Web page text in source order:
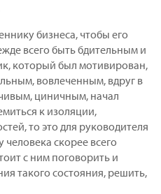
бизнеса, чтобы его
всего быть бдительным и
который был мотивирован,
вовлеченным, вдруг в
циничным, начал
к изоляции,
то это для руководителя
скорее всего
с ним поговорить и
такого состояния, решить,